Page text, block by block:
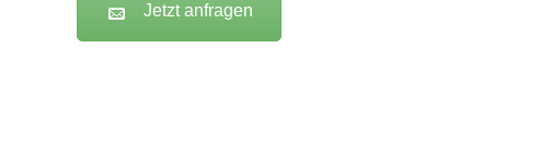
Jetzt anfragen